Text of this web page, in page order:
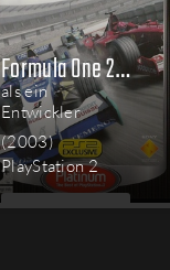
Formula One 2003
als ein
Entwickler
(2003)
PlayStation 2
MEHR